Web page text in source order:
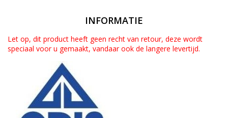
INFORMATIE
Let op, dit product heeft geen recht van retour, deze wordt
speciaal voor u gemaakt, vandaar ook de langere levertijd.